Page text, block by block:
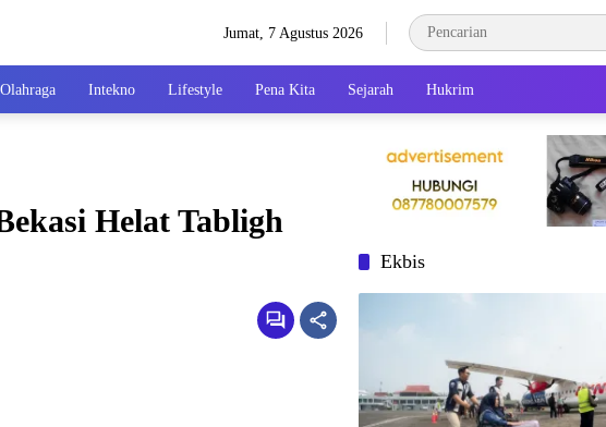
Jumat, 7 Agustus 2026
Olahraga Intekno Lifestyle Pena Kita Sejarah Hukrim
Helat Tabligh
Ekbis